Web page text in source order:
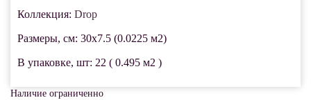
Коллекция: Drop
Размеры, см: 30x7.5 (0.0225 м2)
В упаковке, шт: 22 ( 0.495 м2 )
Наличие ограниченно